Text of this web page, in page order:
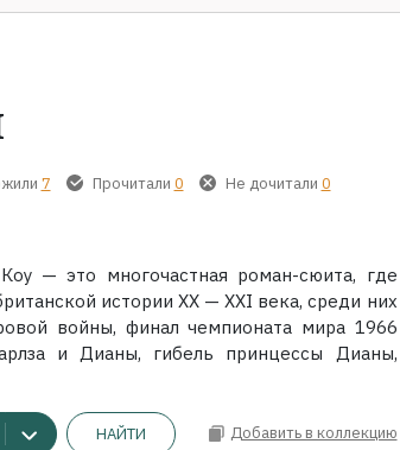
7 Прочитали 0 Не дочитали 0
— это многочастная роман-сюита, где
истории ХХ — ХХI века, среди них
войны, финал чемпионата мира 1966
и Дианы, гибель принцессы Дианы,
НАЙТИ Добавить в коллекцию